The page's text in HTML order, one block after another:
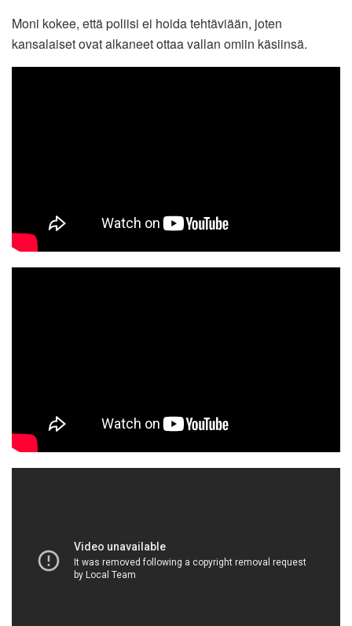
Moni kokee, että poliisi ei hoida tehtäviään, joten
kansalaiset ovat alkaneet ottaa vallan omiin käsiinsä.